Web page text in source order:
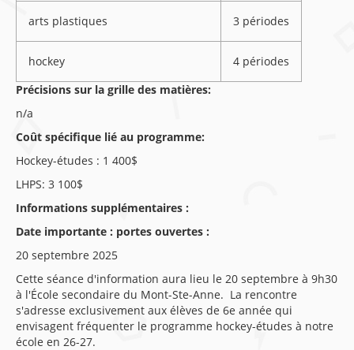
arts plastiques 3 périodes
hockey
4 périodes
Précisions sur la grille des matières:
n/a
Coût spécifique lié au programme:
Hockey-études : 1 400$
LHPS: 3 100$
Informations supplémentaires :
Date importante : portes ouvertes :
20 septembre 2025
Cette séance d'information aura lieu le 20 septembre à 9h30
à l'École secondaire du Mont-Ste-Anne. La rencontre
s'adresse exclusivement aux élèves de 6e année qui
envisagent fréquenter le programme hockey-études à notre
école en 26-27.